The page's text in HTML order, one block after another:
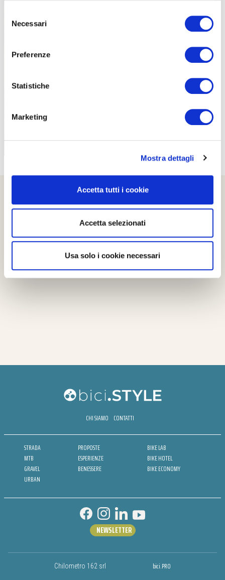
delNecessari
Preferenze
Statistiche
Marketing
Mostra dettagli
Accetta tutti i cookie
Accetta selezionati
Usa solo i cookie necessari
CHI SIAMO CONTATTI
STRADA
MTB
GRAVEL
URBAN
PROPOSTE
ESPERIENZE
BENESSERE
BIKE LAB
BIKE HOTEL
BIKE ECONOMY
Chilometro 162 srl bici.PRO
NEWSLETTER